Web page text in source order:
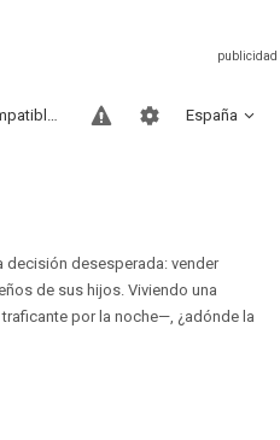
España
Sitios compatibles
decisión desesperada: vender
de sus hijos. Viviendo una
por la noche—, ¿adónde la